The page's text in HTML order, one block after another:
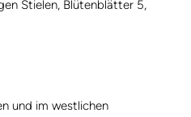
Stielen, Blütenblätter 5,
und im westlichen